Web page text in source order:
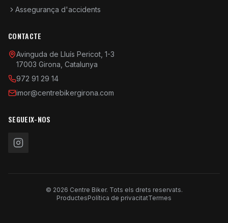
Assegurança d'accidents
CONTACTE
Avinguda de Lluís Pericot, 1-3
17003 Girona, Catalunya
972 91 29 14
imor@centrebikergirona.com
SEGUEIX-NOS
© 2026 Centre Biker. Tots els drets reservats.
ProductesPolítica de privacitatTermes